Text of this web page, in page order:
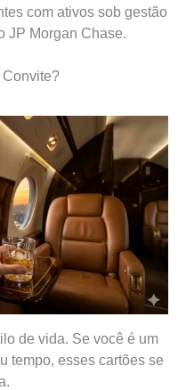
com ativos sob gestão
JP Morgan Chase.
Convite?
de vida. Se você é um
tempo, esses cartões se